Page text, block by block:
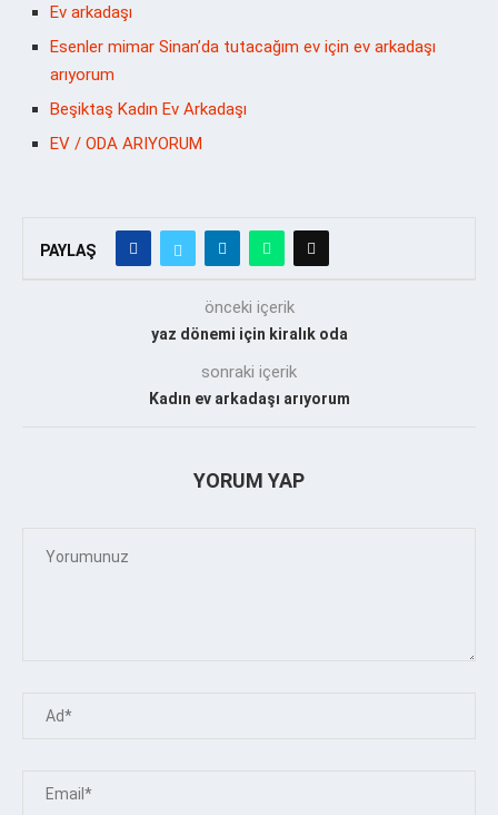
Ev arkadaşı
Esenler mimar Sinan’da tutacağım ev için ev arkadaşı
arıyorum
Beşiktaş Kadın Ev Arkadaşı
EV / ODA ARIYORUM
PAYLAŞ
önceki içerik
yaz dönemi için kiralık oda
sonraki içerik
Kadın ev arkadaşı arıyorum
YORUM YAP